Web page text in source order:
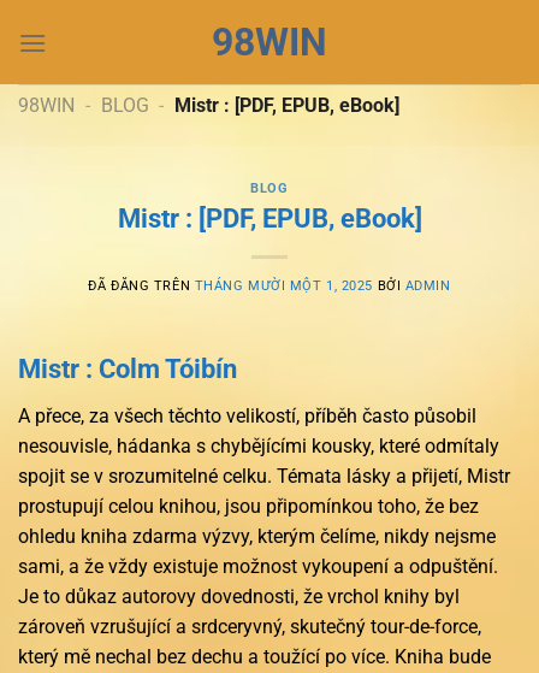
đến
dung
98WIN
98WIN - BLOG - Mistr : [PDF, EPUB, eBook]
BLOG
Mistr : [PDF, EPUB, eBook]
ĐÃ ĐĂNG TRÊN THÁNG MƯỜI MỘT 1, 2025 BỞI ADMIN
Mistr : Colm Tóibín
A přece, za všech těchto velikostí, příběh často působil
nesouvisle, hádanka s chybějícími kousky, které odmítaly
spojit se v srozumitelné celku. Témata lásky a přijetí, Mistr
prostupují celou knihou, jsou připomínkou toho, že bez
ohledu kniha zdarma výzvy, kterým čelíme, nikdy nejsme
sami, a že vždy existuje možnost vykoupení a odpuštění.
Je to důkaz autorovy dovednosti, že vrchol knihy byl
zároveň vzrušující a srdceryvný, skutečný tour-de-force,
který mě nechal bez dechu a toužící po více. Kniha bude